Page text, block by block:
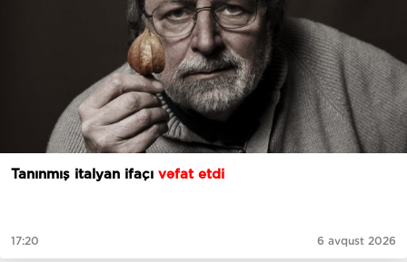
Tanınmış italyan ifaçı vəfat etdi
17:20 6 avqust 2026